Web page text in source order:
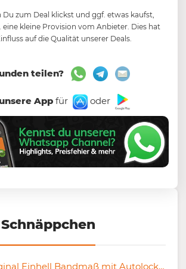
Du zum Deal klickst und ggf. etwas kaufst,
eine kleine Provision vom Anbieter. Dies hat
auf die Qualität unserer Deals.
teilen?
Appfür oder
📏 Original Einhell Bandmaß mit Autolock in 5m für 4,99€ (statt 10€)